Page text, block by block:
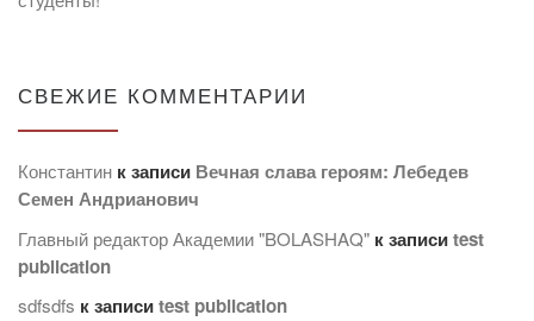
СВЕЖИЕ КОММЕНТАРИИ
Константин к записи Вечная слава героям: Лебедев
Семен Андрианович
Главный редактор Академии "BOLASHAQ" к записиtest
publication
sdfsdfs к записиtest publication